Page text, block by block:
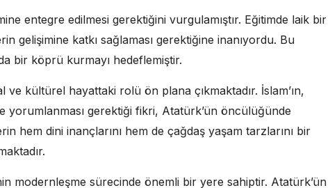
entegre edilmesi gerektiğini vurgulamıştır. Eğitimde laik bir
gelişimine katkı sağlaması gerektiğine inanıyordu. Bu
bir köprü kurmayı hedeflemiştir.
ve kültürel hayattaki rolü ön plana çıkmaktadır. İslam’ın,
yorumlanması gerektiği fikri, Atatürk’ün öncülüğünde
hem dini inançlarını hem de çağdaş yaşam tarzlarını bir
modernleşme sürecinde önemli bir yere sahiptir. Atatürk’ün